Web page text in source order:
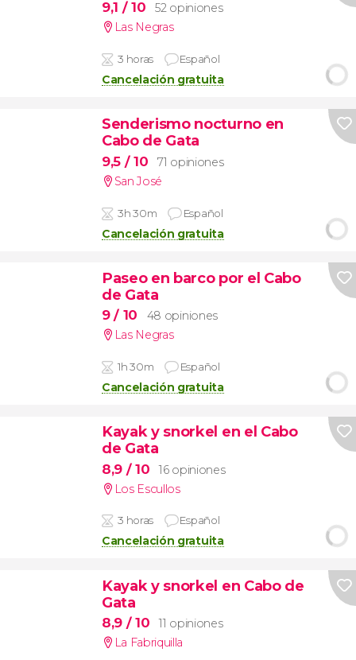
9,1 / 10
52 opiniones
Las Negras
3 horas Español
Cancelación gratuita
Senderismo nocturno en
Cabo de Gata
9,5 / 10
71 opiniones
San José
3h 30m Español
Cancelación gratuita
Paseo en barco por el Cabo
de Gata
9/ 10
48 opiniones
Las Negras
1h 30m Español
Cancelación gratuita
Kayak y snorkel en el Cabo
de Gata
8,9 / 10
16 opiniones
Los Escullos
3 horas Español
Cancelación gratuita
Kayak y snorkel en Cabo de
Gata
8,9 / 10
11 opiniones
La Fabriquilla